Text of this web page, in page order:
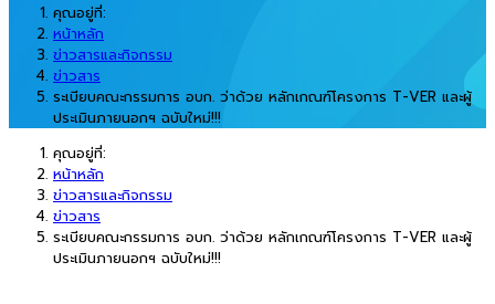
คุณอยู่ที่:
หน้าหลัก
ข่าวสารและกิจกรรม
ข่าวสาร
ระเบียบคณะกรรมการ อบก. ว่าด้วย หลักเกณฑ์โครงการ T-VER และผู้
ประเมินภายนอกฯ ฉบับใหม่!!!
คุณอยู่ที่:
หน้าหลัก
ข่าวสารและกิจกรรม
ข่าวสาร
ระเบียบคณะกรรมการ อบก. ว่าด้วย หลักเกณฑ์โครงการ T-VER และผู้
ประเมินภายนอกฯ ฉบับใหม่!!!